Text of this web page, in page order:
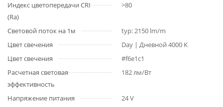
Индекс цветопередачи CRI
(Ra)
>80
Световой поток на 1м
typ: 2150 lm/m
Цвет свечения
Day | Дневной 4000 K
Цвет свечения
#f6e1c1
Расчетная световая
эффективность
182 лм/Вт
Напряжение питания
24 V